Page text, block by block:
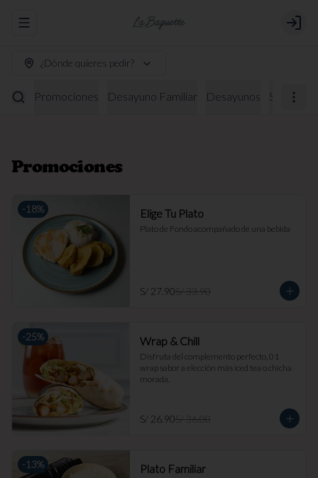
Abrir menu de navegación Login
¿Dónde quieres pedir?
Promociones Desayuno Familiar Desayunos
Promociones
-18% Elige Tu Plato
Plato de Fondo acompañado de una bebida
S/ 27.90S/ 33.90
-25% Wrap & Chill
Disfruta del complemento perfecto, 01
wrap sabor a elección más iced tea o chicha
morada.
S/ 26.90S/ 36.00
-13% Plato Familiar